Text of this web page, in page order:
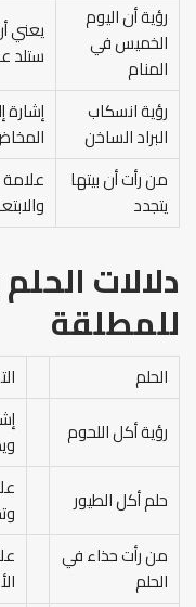
رؤية أن اليوم
الخميس في
المنام
يعني
ستلد
رؤية انسكاب
البراد الساخن
إشارة
من رأت أن بيتها
يتجدد
علامة
دلالات
للمطلقة
الحلم
رؤية أكل اللحوم
حلم أكل الطيور
من رأت حذاء في
الحلم